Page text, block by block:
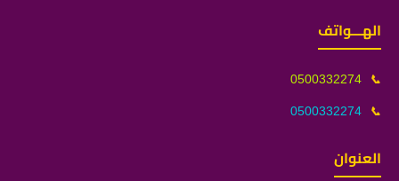
الهـــواتف
📞
0500332274
📞
0500332274
العنوان